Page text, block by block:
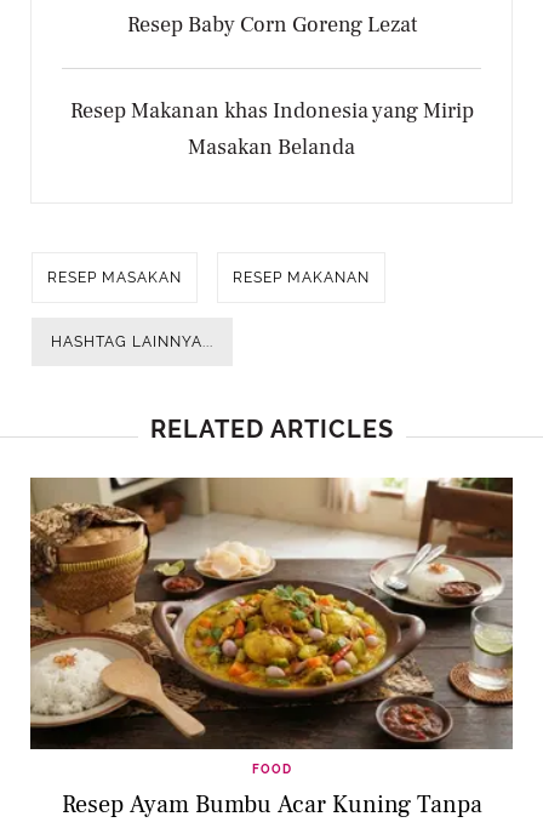
Resep Baby Corn Goreng Lezat
Resep Makanan khas Indonesia yang Mirip
Masakan Belanda
RESEP MASAKAN RESEP MAKANAN
HASHTAG LAINNYA...
RELATED ARTICLES
FOOD
Resep Ayam Bumbu Acar Kuning Tanpa